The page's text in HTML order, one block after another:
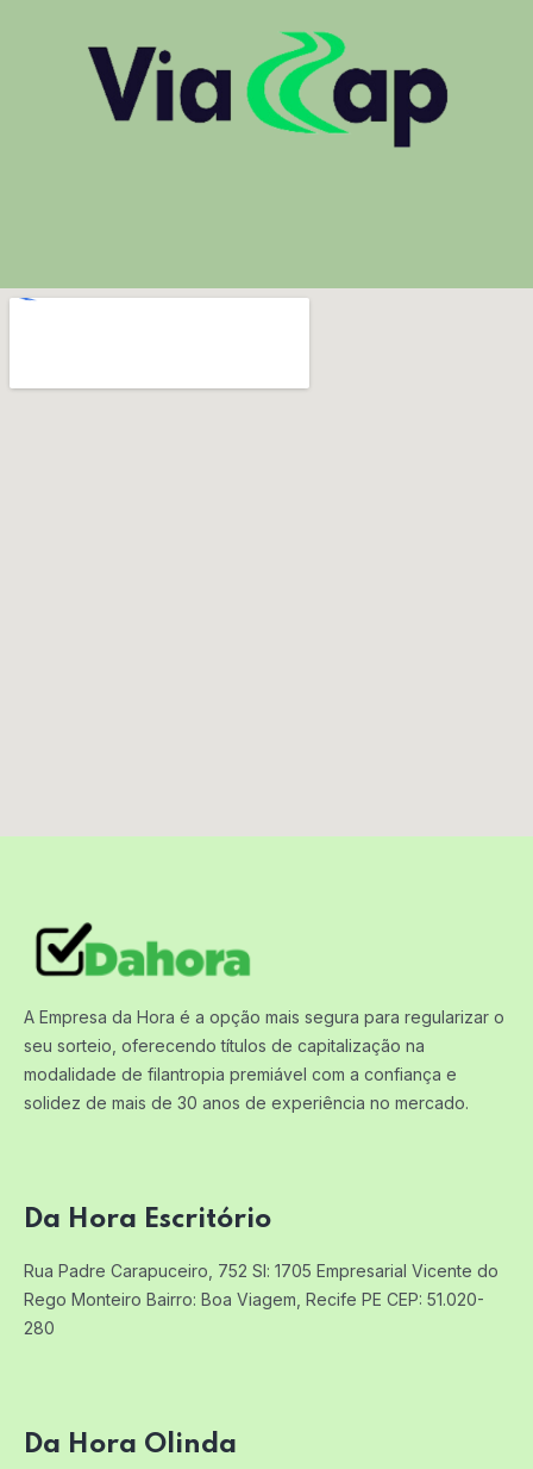
A Empresa da Hora é a opção mais segura para regularizar o
seu sorteio, oferecendo títulos de capitalização na
modalidade de filantropia premiável com a confiança e
solidez de mais de 30 anos de experiência no mercado.
Da Hora Escritório
Rua Padre Carapuceiro, 752 Sl: 1705 Empresarial Vicente do
Rego Monteiro Bairro: Boa Viagem, Recife PE CEP: 51.020-
280
Da Hora Olinda